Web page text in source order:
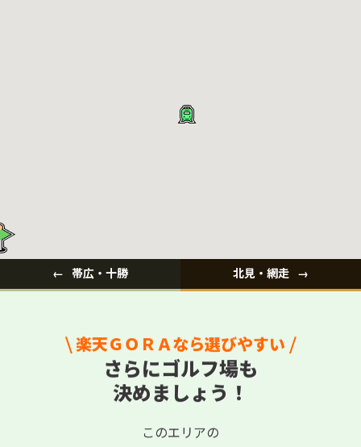
帯広・十勝 北見・網走
楽天ＧＯＲＡなら選びやすい
さらにゴルフ場も
決めましょう！
このエリアの